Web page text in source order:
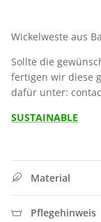
Wickelweste aus
Sollte die
fertigen wir diese
dafür unter:
SUSTAINABLE
Material
Pflegehinweis